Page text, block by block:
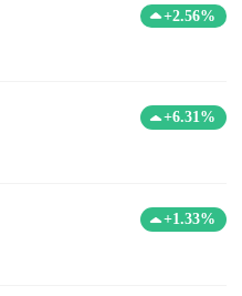
+2.56%
+6.31%
+1.33%